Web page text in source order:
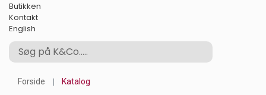
Butikken
Kontakt
English
Forside Katalog